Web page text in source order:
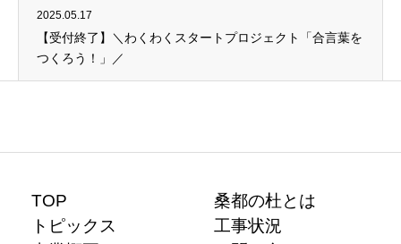
2025.05.17
【受付終了】＼わくわくスタートプロジェクト「合言葉を
つくろう！」／
TOP
桑都の杜とは
トピックス
工事状況